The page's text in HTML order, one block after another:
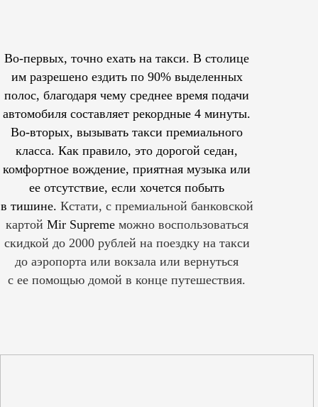
Во-первых, точно ехать на такси. В столице
им разрешеноездить по 90% выделенных
полос, благодаря чему среднее время подачи
автомобиля составляет рекордные 4 минуты.
Во-вторых, вызывать такси премиального
класса. Как правило, это дорогой седан,
комфортное вождение, приятная музыка или
ее отсутствие, если хочется побыть
в тишине. Кстати, с премиальной банковской
картой Mir Supreme можно воспользоваться
скидкой до 2000 рублей на поездку на такси
до аэропорта или вокзала или вернуться
с ее помощью домой в конце путешествия.